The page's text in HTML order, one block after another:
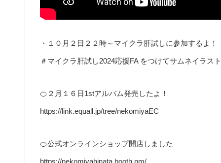
・１０月２日２２時～マイクラ肝試しに参加するよ！
＃マイクラ肝試し2024応援FA をつけてサムネイラス
🍊２月１６日1stアルバム発売したよ！
https://link.equall.jp/tree/nekomiyaEC
🍊公式オンラインショップ開店しました